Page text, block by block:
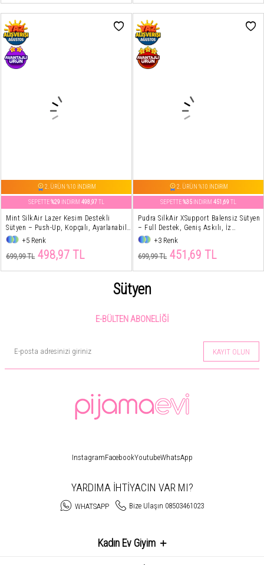
2. ÜRÜN %10 İNDİRİM
SEPETTE%29 İNDİRİM 498,97TL
Mint SilkAir Lazer Kesim Destekli
Sütyen – Push-Up, Kopçalı, Ayarlanabilir
Askı, İz Yapmayan
+5 Renk
699,99 TL 498,97 TL
2. ÜRÜN %10 İNDİRİM
SEPETTE%35 İNDİRİM 451,69 TL
Pudra SilkAir XSupport Balensiz Sütyen
– Full Destek, Geniş Askılı, İz
Yapmayan
+3 Renk
699,99 TL 451,69 TL
Sütyen
E-BÜLTEN ABONELIĞI
KAYIT OLUN
InstagramFacebookYoutubeWhatsApp
YARDIMA İHTİYACIN VAR MI?
WHATSAPP Bize Ulaşın 08503461023
Kadın Ev Giyim